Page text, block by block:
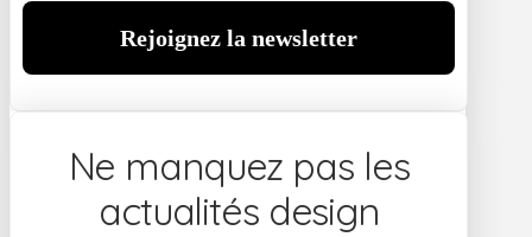
Ne manquez pas les
actualités design